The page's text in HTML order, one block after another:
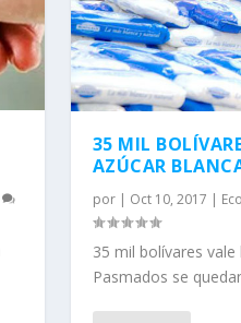
35 MIL
AZÚCAR
por | Oct 10, 2017 |
35 mil bolívares
Pasmados se